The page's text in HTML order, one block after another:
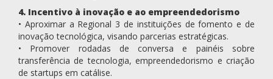
4. Incentivo à inovação e ao empreendedorismo
• Aproximar a Regional 3 de instituições de fomento e de
inovação tecnológica, visando parcerias estratégicas.
• Promover rodadas de conversa e painéis sobre
transferência de tecnologia, empreendedorismo e criação
de startups em catálise.